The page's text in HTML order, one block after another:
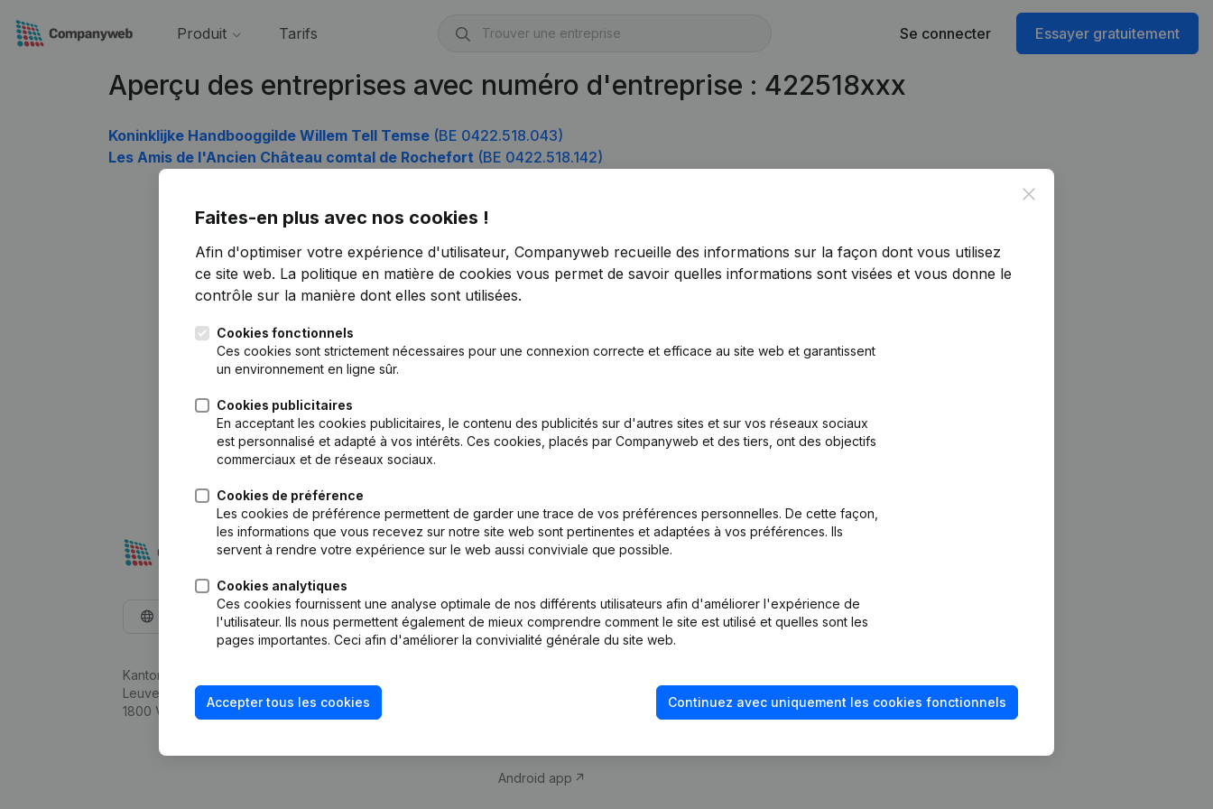
Produit Tarifs Se connecter Essayer gratuitement
Aperçu des entreprises avec numéro d'entreprise : 422518xxx
Koninklijke Handbooggilde Willem Tell Temse (BE 0422.518.043)
Les Amis de l'Ancien Château comtal de Rochefort (BE 0422.518.142)
Close
Faites-en plus avec nos cookies !
Afin d'optimiser votre expérience d'utilisateur, Companyweb recueille des informations sur la façon dont vous utilisez
ce site web. La politique en matière de cookies vous permet de savoir quelles informations sont visées et vous donne le
contrôle sur la manière dont elles sont utilisées.
Cookies fonctionnels
Ces cookies sont strictement nécessaires pour une connexion correcte et efficace au site web et garantissent
un environnement en ligne sûr.
Cookies publicitaires
En acceptant les cookies publicitaires, le contenu des publicités sur d'autres sites et sur vos réseaux sociaux
est personnalisé et adapté à vos intérêts. Ces cookies, placés par Companyweb et des tiers, ont des objectifs
commerciaux et de réseaux sociaux.
Cookies de préférence
Les cookies de préférence permettent de garder une trace de vos préférences personnelles. De cette façon,
les informations que vous recevez sur notre site web sont pertinentes et adaptées à vos préférences. Ils
servent à rendre votre expérience sur le web aussi conviviale que possible.
Cookies analytiques
Ces cookies fournissent une analyse optimale de nos différents utilisateurs afin d'améliorer l'expérience de
l'utilisateur. Ils nous permettent également de mieux comprendre comment le site est utilisé et quelles sont les
pages importantes. Ceci afin d'améliorer la convivialité générale du site web.
Accepter tous les cookies Continuez avec uniquement les cookies fonctionnels
Français
Kantorenpark Everest
Leuvensesteenweg 248D,
1800 Vilvoorde
Produit
d’entreprise
Monitoring
Android app
fraude
Consulter des comptes annuels
Vérification de la solvabilité